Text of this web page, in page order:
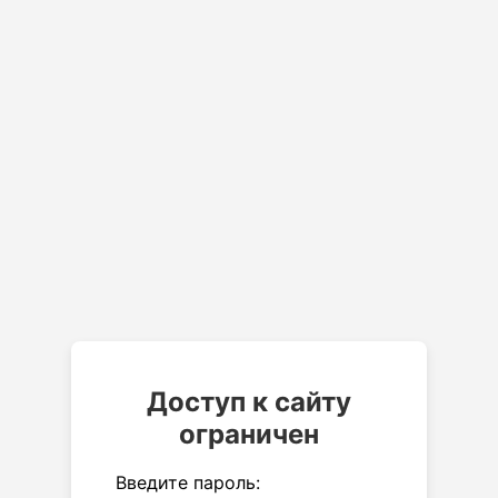
Доступ к сайту
ограничен
Введите пароль: